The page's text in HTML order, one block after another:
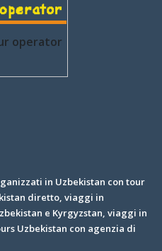
operator
in Uzbekistan con tour
diretto, viaggi in
e Kyrgyzstan, viaggi in
Uzbekistan con agenzia di